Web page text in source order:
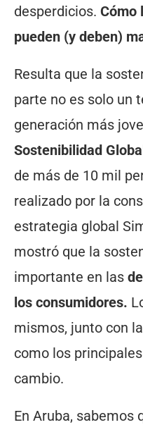
desperdicios. Cómo
pueden (y deben)
Resulta que la
parte no es solo un
generación más
Sostenibilidad
de más de 10 mil
realizado por la
estrategia global
mostró que la
importante en las
los consumidores.
mismos, junto con
como los
cambio.
En Aruba, sabemos